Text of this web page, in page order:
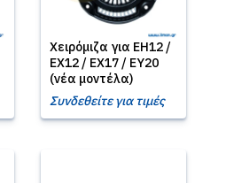
Χειρόμιζα για EH12 /
EX12 / EX17 / EY20
(νέα μοντέλα)
Συνδεθείτε για τιμές